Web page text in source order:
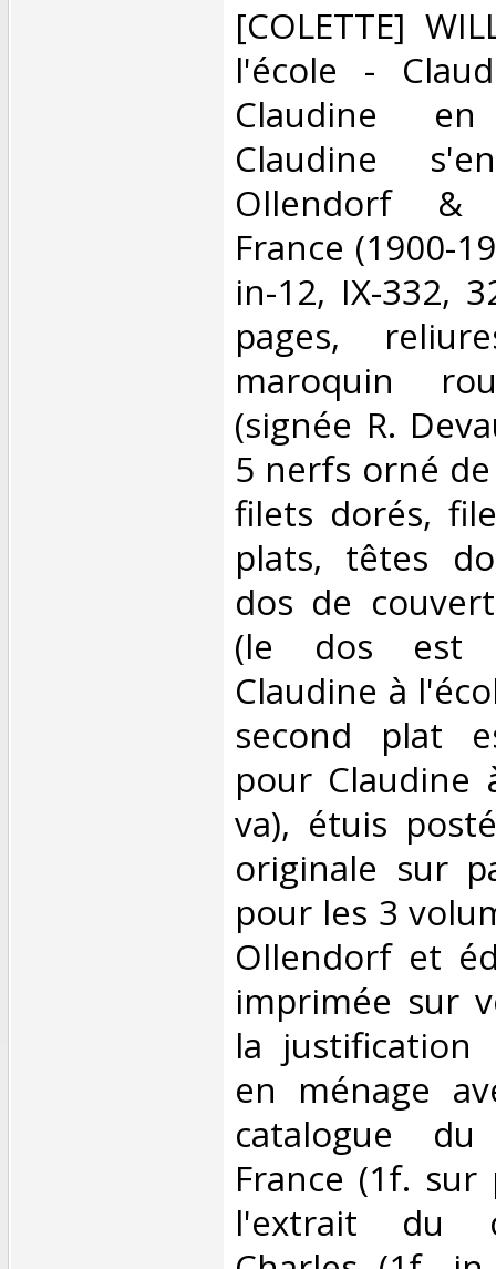
‎[COLETTE]
l'école -
Claudine
Claudine
Ollendorf &
France (1900-
in-12, IX-332,
pages,
maroquin
(signée R.
5 nerfs orné
filets dorés,
plats, têtes
dos de
(le dos est
Claudine à
second plat
pour Claudine
va), étuis
originale sur
pour les 3
Ollendorf et
imprimée sur
la justification
en ménage
catalogue
France (1f.
l'extrait du